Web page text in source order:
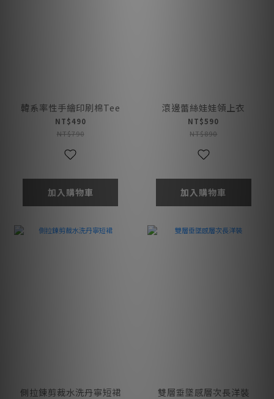
韓系率性手繪印刷棉Tee
NT$490
NT$790
加入購物車
滾邊蕾絲娃娃領上衣
NT$590
NT$890
加入購物車
側拉鍊剪裁水洗丹寧短裙 雙層垂墜感層次長洋裝